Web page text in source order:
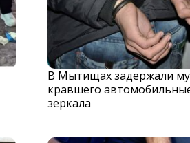
В Мытищах задержали
кравшего
зеркала